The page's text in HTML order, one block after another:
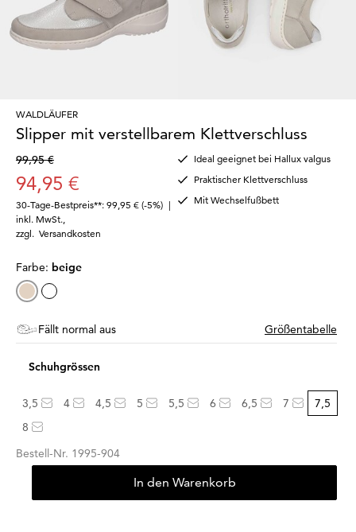
WALDLÄUFER
Slipper mit verstellbarem Klettverschluss
99,95 €
94,95 €
30-Tage-Bestpreis**: 99,95 € (-5%) |
inkl. MwSt.
zzgl. Versandkosten
Ideal geeignet bei Hallux valgus
Praktischer Klettverschluss
Mit Wechselfußbett
Farbe: beige
Fällt normal aus Größentabelle
Schuhgrössen
3,5 4 4,5 5 5,5 6 6,5 7
7,5
8
Bestell-Nr. 1995-904
In den Warenkorb